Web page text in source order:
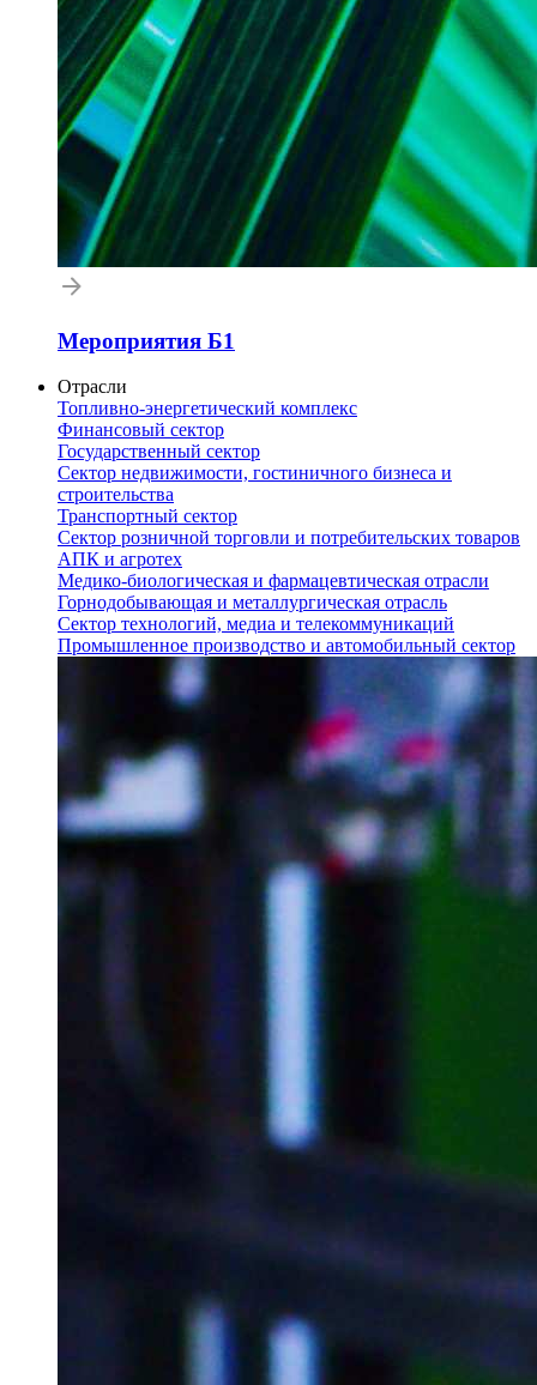
Мероприятия Б1
Отрасли
Топливно-энергетический комплекс
Финансовый сектор
Государственный сектор
Сектор недвижимости, гостиничного бизнеса и
строительства
Транспортный сектор
Сектор розничной торговли и потребительских товаров
АПК и агротех
Медико-биологическая и фармацевтическая отрасли
Горнодобывающая и металлургическая отрасль
Сектор технологий, медиа и телекоммуникаций
Промышленное производство и автомобильный сектор